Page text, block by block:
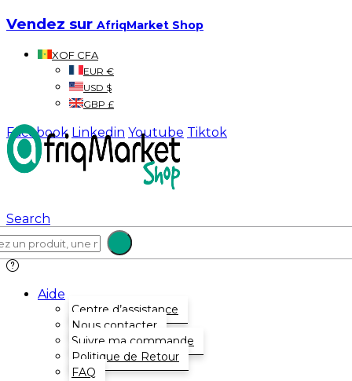
Vendez sur AfriqMarket Shop
XOF CFA
EUR €
USD $
GBP £
Facebook Linkedin Youtube Tiktok
Search
Aide
Centre d’assistance
Nous contacter
Suivre ma commande
Politique de Retour
FAQ